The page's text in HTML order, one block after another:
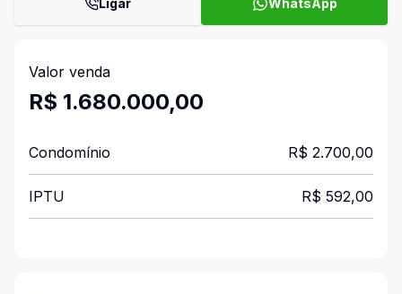
Ligar WhatsApp
Valor venda
R$ 1.680.000,00
Condomínio R$ 2.700,00
IPTU R$ 592,00